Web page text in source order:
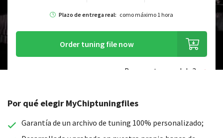
Plazo de entrega real: como máximo 1 hora
Order tuning file now
¿Buscas otro modelo?
Por qué elegir MyChiptuningfiles
Garantía de un archivo de tuning 100% personalizado;